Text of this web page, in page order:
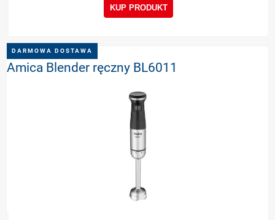
KUP PRODUKT
Amica Blender ręczny BL6011
DARMOWA DOSTAWA